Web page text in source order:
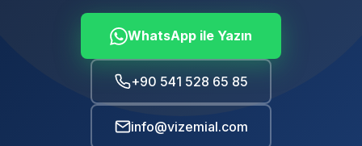
WhatsApp ile Yazın
+90 541 528 65 85
info@vizemial.com